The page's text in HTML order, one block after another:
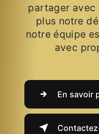
partager avec
plus notre
notre équipe
avec
En savoir